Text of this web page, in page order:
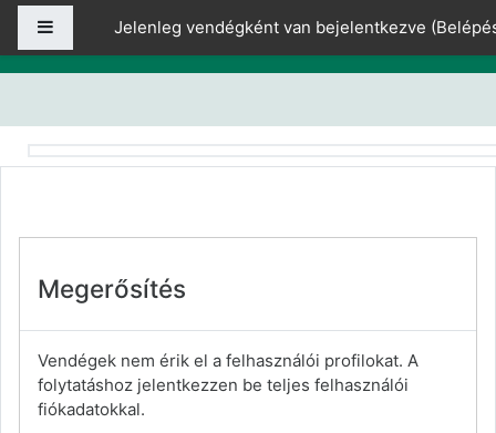
Tovább a fő tartalomhoz
OldalpanelJelenleg vendégként van bejelentkezve (
Megerősítés
Vendégek nem érik el a felhasználói profilokat. A
folytatáshoz jelentkezzen be teljes felhasználói
fiókadatokkal.